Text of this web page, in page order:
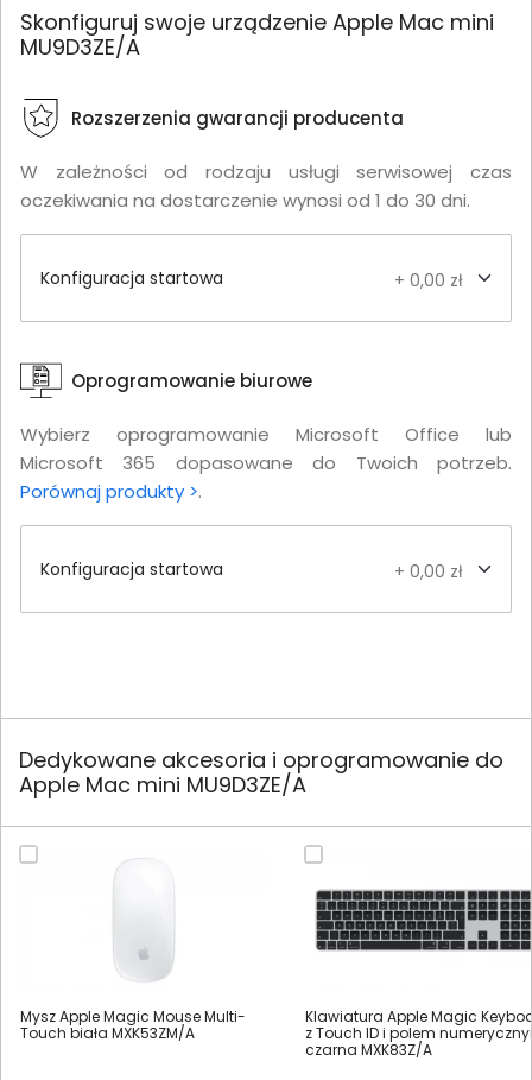
Skonfiguruj swoje urządzenie Apple Mac mini
MU9D3ZE/A
Rozszerzenia gwarancji producenta
W zależności od rodzaju usługi serwisowej czas
oczekiwania na dostarczenie wynosi od 1 do 30 dni.
Konfiguracja startowa + 0,00 zł
Oprogramowanie biurowe
Wybierz oprogramowanie Microsoft Office lub
Microsoft 365 dopasowane do Twoich potrzeb.
Porównaj produkty >.
Konfiguracja startowa + 0,00 zł
Dedykowane akcesoria i oprogramowanie do
Apple Mac mini MU9D3ZE/A
Mysz Apple Magic Mouse Multi-
Touch biała MXK53ZM/A
Klawiatura Apple Magic
z Touch ID i polem
czarna MXK83Z/A